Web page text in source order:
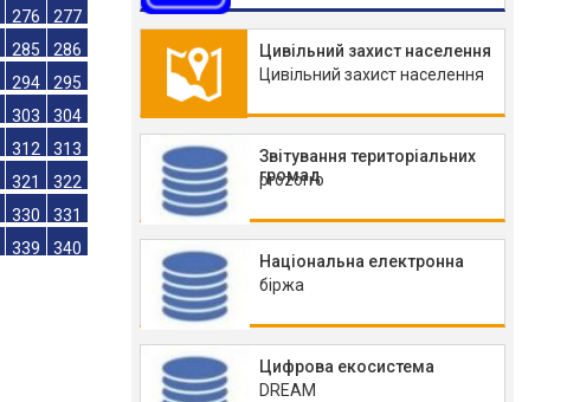
258
259
267
268
276
277
285
286
294
295
303
304
312
313
321
322
Цивільний захист населення
Цивільний захист населення
Звітування територіальних
громад
prozorro
Національна електронна
біржа
Цифрова екосистема
DREAM